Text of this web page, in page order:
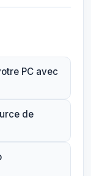
PC avec
de